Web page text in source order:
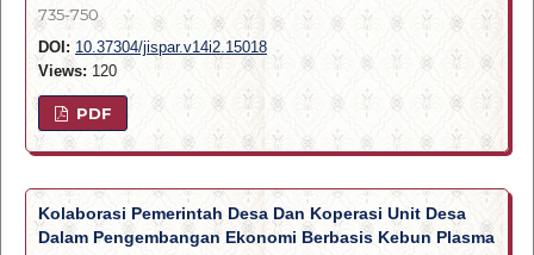
735-750
DOI: 10.37304/jispar.v14i2.15018
Views: 120
PDF
Kolaborasi Pemerintah Desa Dan Koperasi Unit Desa
Dalam Pengembangan Ekonomi Berbasis Kebun Plasma